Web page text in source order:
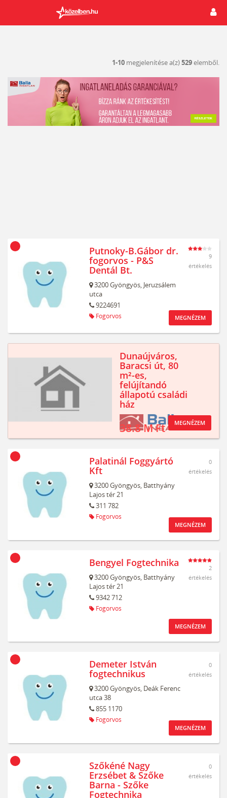
1-10 megjelenítése a(z)529elemből.
Putnoky-B.Gábor dr.
fogorvos - P&S
Dentál Bt.
3200Gyöngyös, Jeruzsálem
utca
9224691
Fogorvos
9
értékelés
MEGNÉZEM
Dunaújváros,
Baracsi út, 80
m²-es,
felújítandó
állapotú családi
ház
38.8 M Ft MEGNÉZEM
Palatinál Foggyártó
Kft
3200Gyöngyös, Batthyány
Lajos tér 21
311 782
Fogorvos
0
értékelés
MEGNÉZEM
Bengyel Fogtechnika
3200Gyöngyös, Batthyány
Lajos tér 21
9342 712
Fogorvos
2
értékelés
MEGNÉZEM
Demeter István
fogtechnikus
3200Gyöngyös, Deák Ferenc
utca 38
855 1170
Fogorvos
0
értékelés
MEGNÉZEM
Szőkéné Nagy
Erzsébet & Szőke
Barna - Szőke
Fogtechnika
0
értékelés